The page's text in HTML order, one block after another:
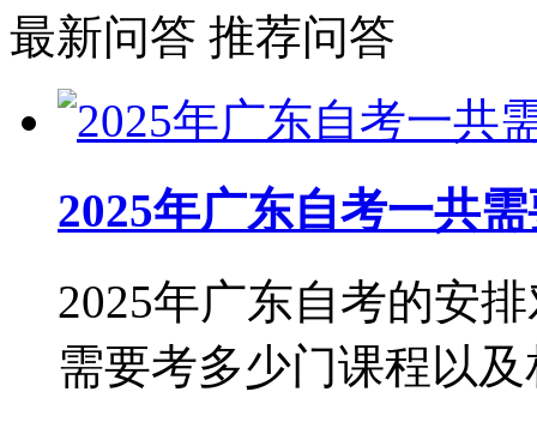
最新问答 推荐问答
2025年广东自考一共
2025年广东自考的安
需要考多少门课程以及